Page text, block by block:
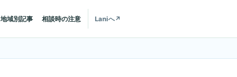
地域別記事 相談時の注意 Laniへ↗